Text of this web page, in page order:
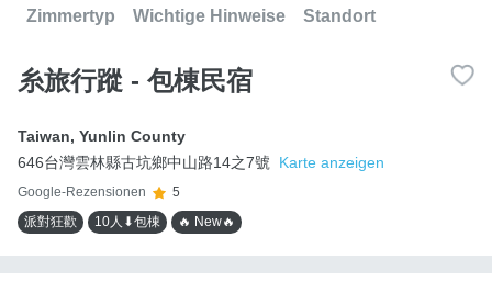
Zimmertyp Wichtige Hinweise Standort
糸旅行蹤 - 包棟民宿
Taiwan, Yunlin County
646台灣雲林縣古坑鄉中山路14之7號
Karte anzeigen
Google-Rezensionen
5
派對狂歡
10人⬇包棟 🔥 New🔥